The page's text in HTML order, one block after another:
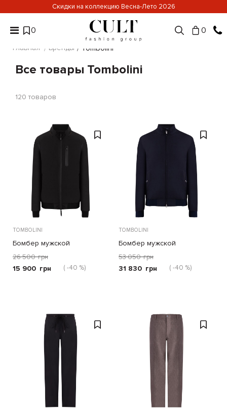
Скидки на коллекцию Весна-Лето 2026
0 0
Главная Бренды Tombolini
Все товары Tombolini
120 товаров
TOMBOLINI
Бомбер мужской
26 500 грн
15 900 грн ( -40 %)
TOMBOLINI
Бомбер мужской
53 050 грн
31 830 грн ( -40 %)